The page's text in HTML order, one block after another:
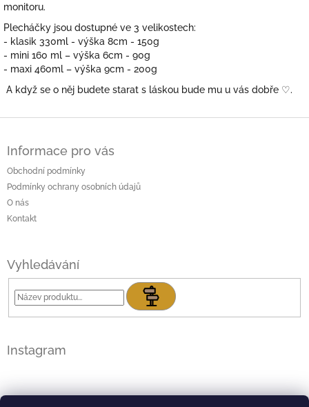
monitoru.
Plecháčky jsou dostupné ve 3 velikostech:
- klasik 330ml - výška 8cm - 150g
- mini 160 ml – výška 6cm - 90g
- maxi 460ml – výška 9cm - 200g
A když se o něj budete starat s láskou bude mu u vás dobře ♡.
Informace pro vás
Obchodní podmínky
Podmínky ochrany osobních údajů
O nás
Kontakt
Vyhledávání
Hledat
Instagram